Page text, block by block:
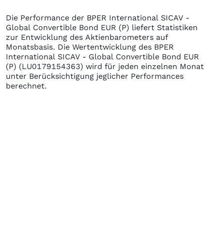
Die Performance der BPER International SICAV -
Global Convertible Bond EUR (P) liefert Statistiken
zur Entwicklung des Aktienbarometers auf
Monatsbasis. Die Wertentwicklung des BPER
International SICAV - Global Convertible Bond EUR
(P) (LU0179154363) wird für jeden einzelnen Monat
unter Berücksichtigung jeglicher Performances
berechnet.